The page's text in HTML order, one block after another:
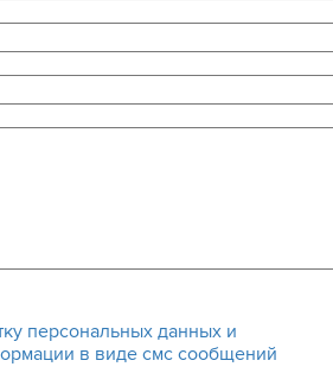
персональных данных и
в виде смс сообщений